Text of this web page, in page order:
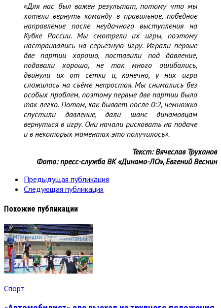
«Для нас был важен результат, потому что мы
хотели вернуть команду в правильное, победное
направление после неудачного выступления на
Кубке России. Мы смотрели их игры, поэтому
настраивались на серьёзную игру. Играли первые
две партии хорошо, поставили под давление,
подавали хорошо, не так много ошибались,
двинули их от сетки и, конечно, у них игра
сложилась на съёме непростая. Мы снимались без
особых проблем, поэтому первые две партии было
так легко. Потом, как бывает после 0:2, немножко
спустили давление, дали шанс динамовцам
вернуться в игру. Они начали рисковать на подаче
и в некоторых моментах это получилось».
Текст: Вячеслав Труханов
Фото: пресс-служба ВК «Динамо-ЛО», Евгений Веснин
Предыдущая публикация
Следующая публикация
Похожие публикации
Спорт